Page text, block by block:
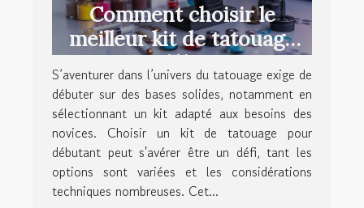
Comment choisir le
meilleur kit de tatouage
pour débutants
S’aventurer dans l’univers du tatouage exige de
débuter sur des bases solides, notamment en
sélectionnant un kit adapté aux besoins des
novices. Choisir un kit de tatouage pour
débutant peut s'avérer être un défi, tant les
options sont variées et les considérations
techniques nombreuses. Cet...